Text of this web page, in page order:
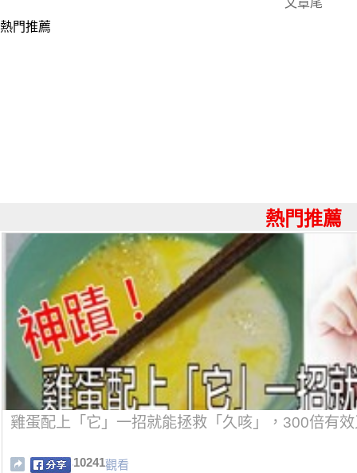
文章尾
熱門推薦
熱門推薦
雞蛋配上「它」一招就能拯救「久咳」，300倍有
10241觀看